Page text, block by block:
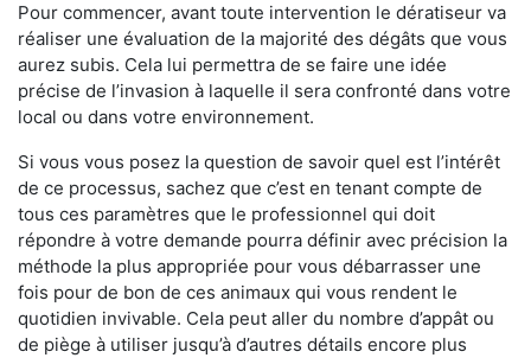
Pour commencer, avant toute intervention le dératiseur va
réaliser une évaluation de la majorité des dégâts que vous
aurez subis. Cela lui permettra de se faire une idée
précise de l’invasion à laquelle il sera confronté dans votre
local ou dans votre environnement.
Si vous vous posez la question de savoir quel est l’intérêt
de ce processus, sachez que c’est en tenant compte de
tous ces paramètres que le professionnel qui doit
répondre à votre demande pourra définir avec précision la
méthode la plus appropriée pour vous débarrasser une
fois pour de bon de ces animaux qui vous rendent le
quotidien invivable. Cela peut aller du nombre d’appât ou
de piège à utiliser jusqu’à d’autres détails encore plus